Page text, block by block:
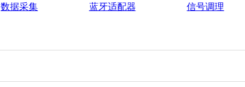
数据采集 蓝牙适配器 信号调理